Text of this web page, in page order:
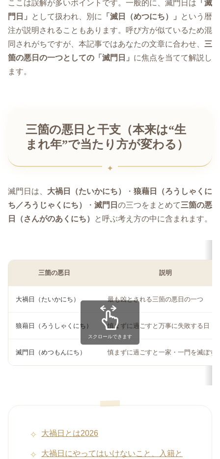
ここは誤解が多いポイントです。一般的に、滅門日は 「滅
門日」
として扱われ、別に 「滅日（めつにち）」
という暦
注が説明されることもあります。呼び方が似ているため混
同されがちですが、本記事ではあなたの文章に合わせ、 三
箇の悪日の一つとしての「滅門日」 に焦点を当てて解説し
ます。
三箇の悪日と干支（本来は“生
まれ年”で当たり方が変わる）
滅門日は、 大禍日（たいかにち） ・ 狼藉日（ろうしゃくに
ち／ろうじゃくにち）
・ 滅門日 の三つをまとめて三箇の悪
日（さんがのあくにち）
と呼ぶ考え方の中に含まれます。
三箇の悪日 説明
大禍日（たいかにち） 最も凶とされる三箇の悪日の一つ
狼藉日（ろうしゃくにち） 慎まずに過ごすと万事に失敗する日
滅門日（めつもんにち） 慎まずに過ごすと一家・一門を滅ぼす
スクロールできます
大禍日とは2026
大禍日にやってはいけないこと、入籍と